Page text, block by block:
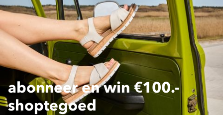
abonneer en win €100.-
shoptegoed